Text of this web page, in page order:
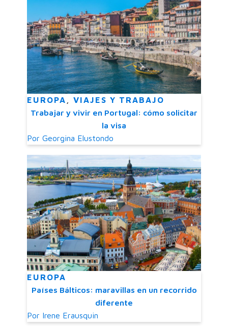
EUROPA
VIAJES Y TRABAJO
Trabajar y vivir en Portugal: cómo solicitar
la visa
Por Georgina Elustondo
EUROPA
Países Bálticos: maravillas en un recorrido
diferente
Por Irene Erausquin